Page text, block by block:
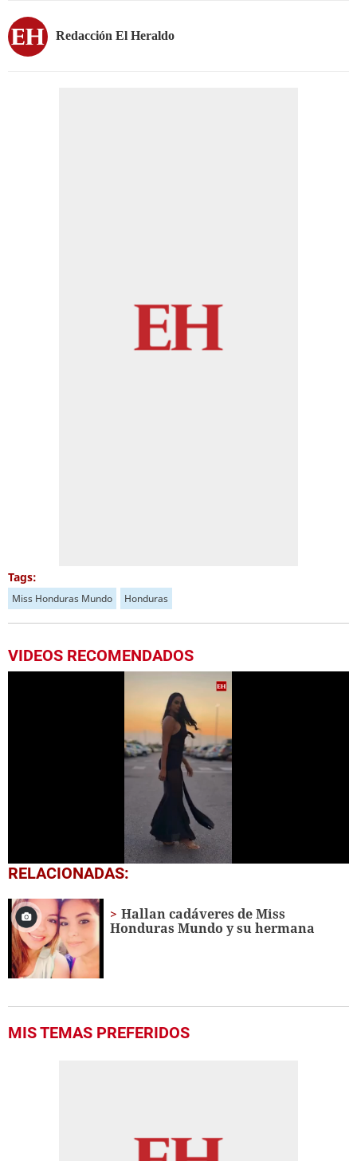
Redacción El Heraldo
Tags:
Miss Honduras Mundo Honduras
VIDEOS RECOMENDADOS
0
seconds
2
minutes,
9
seconds
RELACIONADAS:
Hallan cadáveres de Miss
Honduras Mundo y su hermana
MIS TEMAS PREFERIDOS